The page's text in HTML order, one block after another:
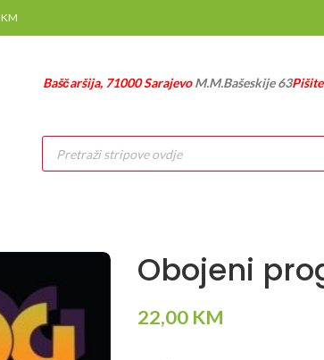
KM
Baščaršija, 71000 SarajevoM.M.Bašeskije 63
Products
search
Obojeni
22,00 KM